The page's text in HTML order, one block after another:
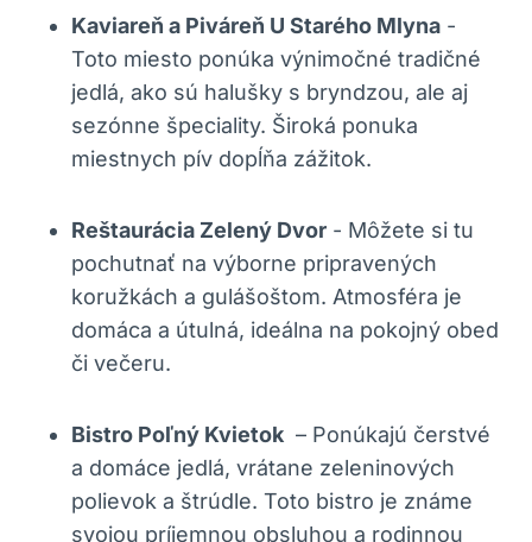
Kaviareň a⁢ Piváreň U Starého⁤ Mlyna -⁢
Toto miesto⁢ ponúka výnimočné tradičné‍
jedlá, ako ‍sú halušky s ⁣bryndzou, ale ​aj‍
sezónne špeciality.​ Široká ponuka
miestnych pív dopĺňa zážitok.
Reštaurácia Zelený Dvor -‌ Môžete ‌si tu
pochutnať na ‍výborne pripravených
koružkách a gulášoštom.‌ Atmosféra je ​
domáca a útulná, ‍ideálna​ na pokojný obed​
či večeru.
Bistro⁣ Poľný Kvietok ⁤ – ‍Ponúkajú čerstvé
a ​domáce jedlá, vrátane zeleninových
polievok a štrúdle. Toto⁣ bistro je známe
svojou príjemnou obsluhou a rodinnou